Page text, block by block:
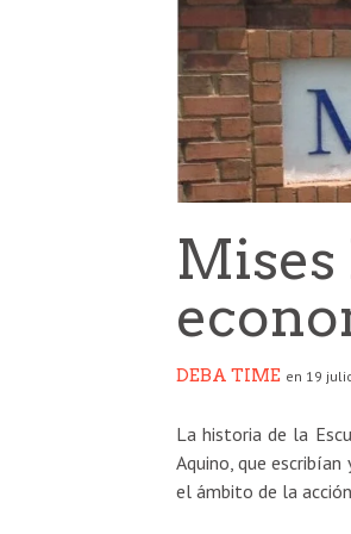
Mises
DEBA TIME en 19
La historia de la
Aquino, que
el ámbito de la